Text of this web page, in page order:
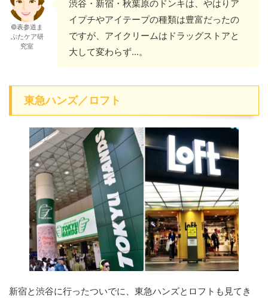
©表参道ま
ぶたケア研
究室
渋谷・新宿・秋葉原のドンキは、やはりア
イプチやアイテープの種類は豊富だったの
ですが、アイクリームはドラッグストアと
大して変わらず...。
東急ハンズ／ロフト
新宿と渋谷に行ったついでに、東急ハンズとロフトも見てき